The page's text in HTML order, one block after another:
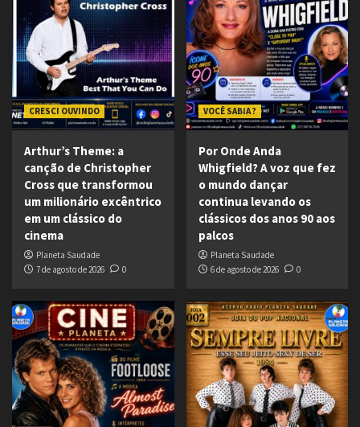
CRESCI OUVINDO
Arthur’s Theme: a
canção de Christopher
Cross que transformou
um milionário excêntrico
em um clássico do
cinema
Planeta Saudade
7 de agosto de 2026
0
VOCÊ SABIA ?
Por Onde Anda
Whigfield? A voz que fez
o mundo dançar
continua levando os
clássicos dos anos 90 aos
palcos
Planeta Saudade
6 de agosto de 2026
0